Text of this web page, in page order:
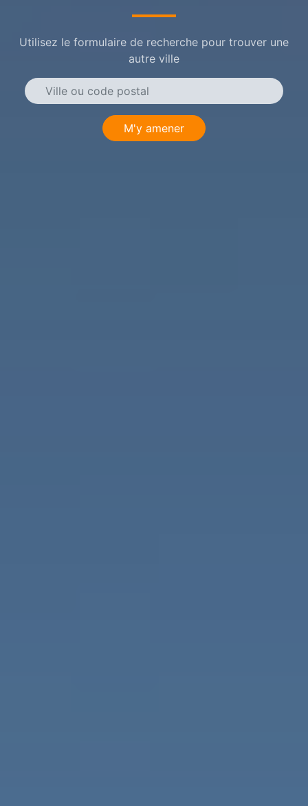
Utilisez le formulaire de recherche pour trouver une
autre ville
M'y amener